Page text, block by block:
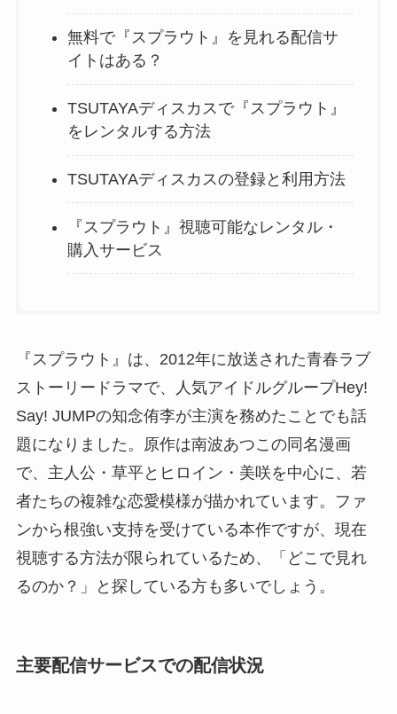
無料で『スプラウト』を見れる配信サ
イトはある？
TSUTAYAディスカスで『スプラウト』
をレンタルする方法
TSUTAYAディスカスの登録と利用方法
『スプラウト』視聴可能なレンタル・
購入サービス
『スプラウト』は、2012年に放送された青春ラブ
ストーリードラマで、人気アイドルグループHey!
Say! JUMPの知念侑李が主演を務めたことでも話
題になりました。原作は南波あつこの同名漫画
で、主人公・草平とヒロイン・美咲を中心に、若
者たちの複雑な恋愛模様が描かれています。ファ
ンから根強い支持を受けている本作ですが、現在
視聴する方法が限られているため、「どこで見れ
るのか？」と探している方も多いでしょう。
主要配信サービスでの配信状況